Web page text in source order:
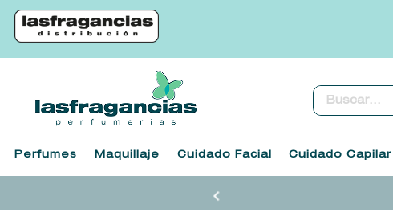
Buscar...
Perfumes Maquillaje Cuidado Facial Cuidado Capilar
1.
3.